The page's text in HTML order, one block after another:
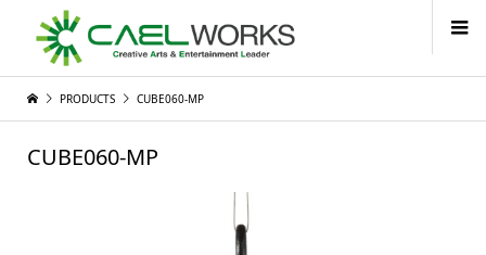
PRODUCTS CUBE060-MP
CUBE060-MP